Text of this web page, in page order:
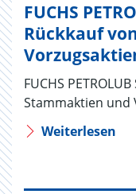
FUCHS
Rückkauf
FUCHS
Stammaktien und
Weiterlesen